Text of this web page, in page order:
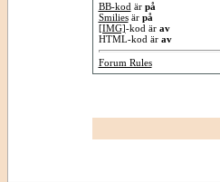
BB-kod är på
Smiliesär på
[IMG]-kod är av
HTML-kod är av
Forum Rules